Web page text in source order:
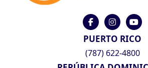
PUERTO RICO
(787) 622-4800